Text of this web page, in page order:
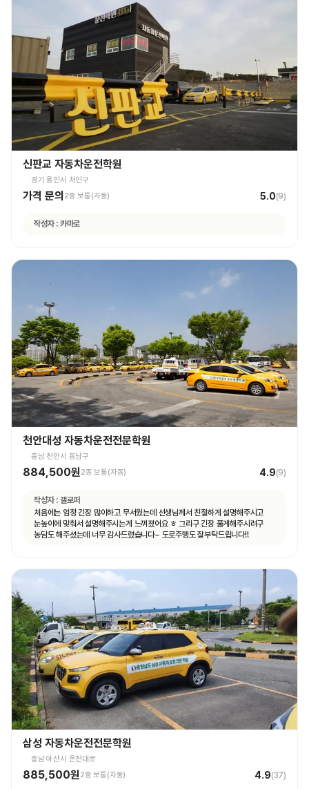
신판교 자동차운전학원
경기 용인시 처인구
가격 문의 2종 보통(자동) 5.0(9)
작성자 : 카마로
천안대성 자동차운전전문학원
충남 천안시 동남구
884,500원 2종 보통(자동) 4.9(9)
작성자 : 갤로퍼
처음에는 엄청 긴장 많이하고 무서웠는데 선생님께서 친절하게 설명해주시고
눈높이에 맞춰서 설명해주시는게 느껴졌어요 ㅎ 그리구 긴장 풀게해주시려구
농담도 해주셨는데 너무 감사드렸습니다~ 도로주행도 잘부탁드립니다!!
삼성 자동차운전전문학원
충남 아산시 온천대로
885,500원 2종 보통(자동) 4.9(37)